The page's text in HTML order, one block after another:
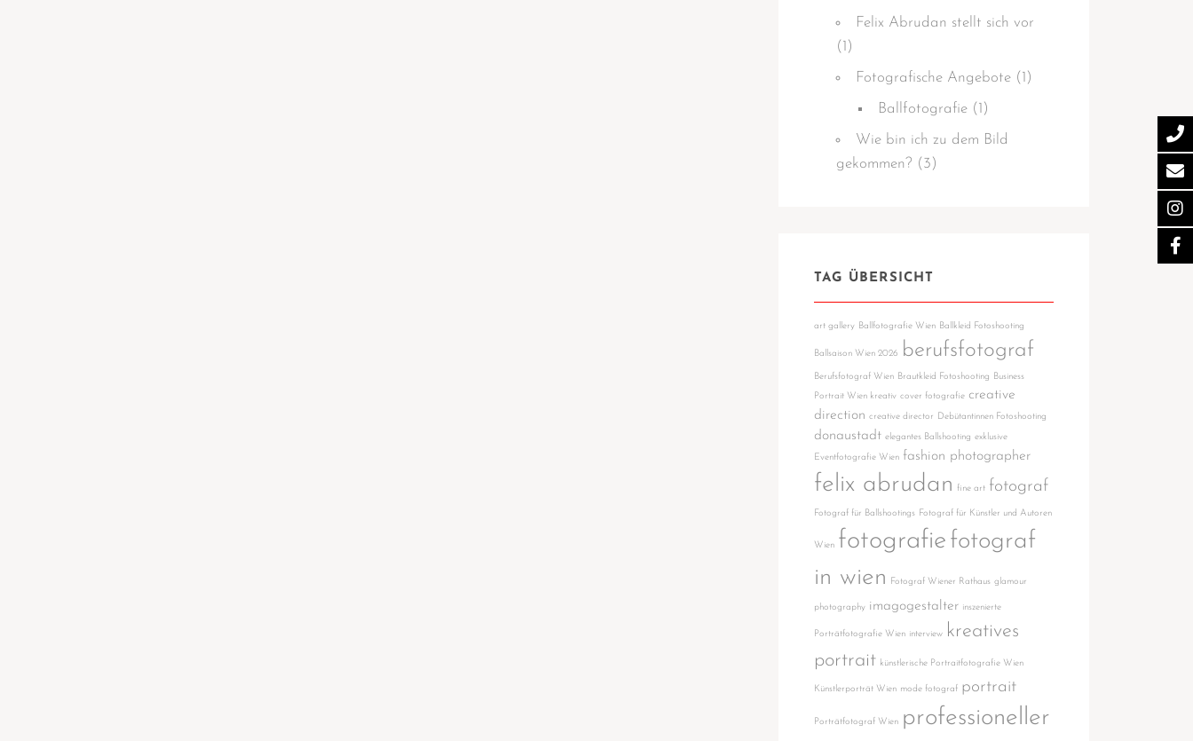
Felix Abrudan stellt sich vor
(1)
Fotografische Angebote (1)
Ballfotografie (1)
Wie bin ich zu dem Bild
gekommen? (3)
TAG ÜBERSICHT
art gallery Ballfotografie Wien Ballkleid Fotoshooting
Ballsaison Wien 2026 berufsfotograf
Berufsfotograf Wien Brautkleid Fotoshooting
Business
Portrait Wien kreativ cover fotografie creative
direction creative director Debütantinnen Fotoshooting
donaustadt elegantes Ballshooting exklusive
Eventfotografie Wien fashion photographer
felix abrudan fine art fotograf
Fotograf für Ballshootings Fotograf für Künstler und Autoren
Wien fotografie fotograf
in wien
Fotograf Wiener Rathaus glamour
photography imagogestalter inszenierte
Porträtfotografie Wien interview kreatives
portrait künstlerische Portraitfotografie Wien
Künstlerporträt Wien mode fotograf portrait
Porträtfotograf Wien professioneller